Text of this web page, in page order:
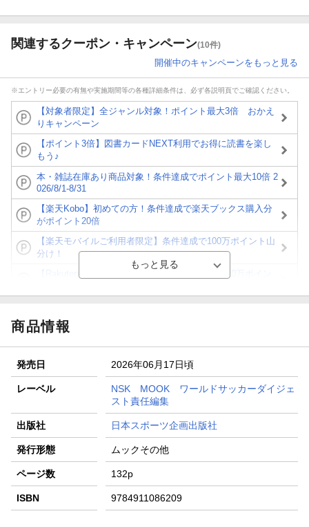
関連するクーポン・キャンペーン(10件)
開催中のキャンペーンをもっと見る
※エントリー必要の有無や実施期間等の各種詳細条件は、必ず各説明頁でご確認ください。
【対象者限定】全ジャンル対象！ポイント最大3倍 おかえ
りキャンペーン
【ポイント3倍】図書カードNEXT利用でお得に読書を楽し
もう♪
本・雑誌在庫あり商品対象！条件達成でポイント最大10倍 2
026/8/1-8/31
【楽天Kobo】初めての方！条件達成で楽天ブックス購入分
がポイント20倍
【楽天モバイルご利用者限定】条件達成で100万ポイント山
分け！
が当たる！
楽天モバイル紹介キャンペーンの拡散で300円OFFクーポン
進呈
条件達成で楽天限定・宝塚歌劇 宙組貸切公演ペアチケット
が当たる
商品情報
発売日 2026年06月17日頃
レーベル
NSK MOOK ワールドサッカーダイジェ
スト責任編集
出版社 日本スポーツ企画出版社
発行形態 ムックその他
ページ数 132p
ISBN 9784911086209